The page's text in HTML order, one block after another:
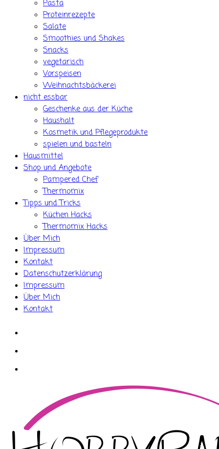
Pasta
Proteinrezepte
Salate
Smoothies und Shakes
Snacks
vegetarisch
Vorspeisen
Weihnachtsbäckerei
nicht essbar
Geschenke aus der Küche
Haushalt
Kosmetik und Pflegeprodukte
spielen und basteln
Hausmittel
Shop und Angebote
Pampered Chef
Thermomix
Tipps und Tricks
Küchen Hacks
Thermomix Hacks
Über Mich
Impressum
Kontakt
Datenschutzerklärung
Impressum
Über Mich
Kontakt